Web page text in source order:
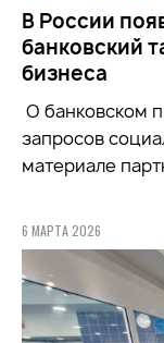
В России
банковский
бизнеса
О банковском
запросов
материале
6 МАРТА 2026